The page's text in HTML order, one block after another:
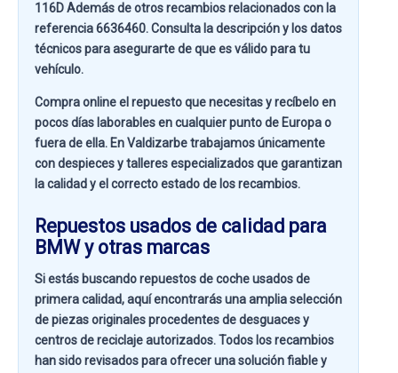
116DAdemás de otros recambios relacionados con la
referencia6636460. Consulta la descripción y los datos
técnicos para asegurarte de que es válido para tu
vehículo.
Compra online el repuesto que necesitas y recíbelo en
pocos días laborables en cualquier punto de Europa o
fuera de ella. EnValdizarbetrabajamos únicamente
con despieces y talleres especializados que garantizan
la calidad y el correcto estado de los recambios.
Repuestos usados de calidad para
BMW y otras marcas
Si estás buscandorepuestos de coche usados de
primera calidad, aquí encontrarás una amplia selección
de piezas originales procedentes de desguaces y
centros de reciclaje autorizados. Todos los recambios
han sido revisados para ofrecer una solución fiable y